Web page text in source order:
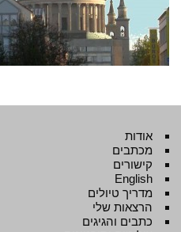
אודות
מכתבים
קישורים
English
מדריך טיולים
הרצאות שלי
כתבים והגיגים